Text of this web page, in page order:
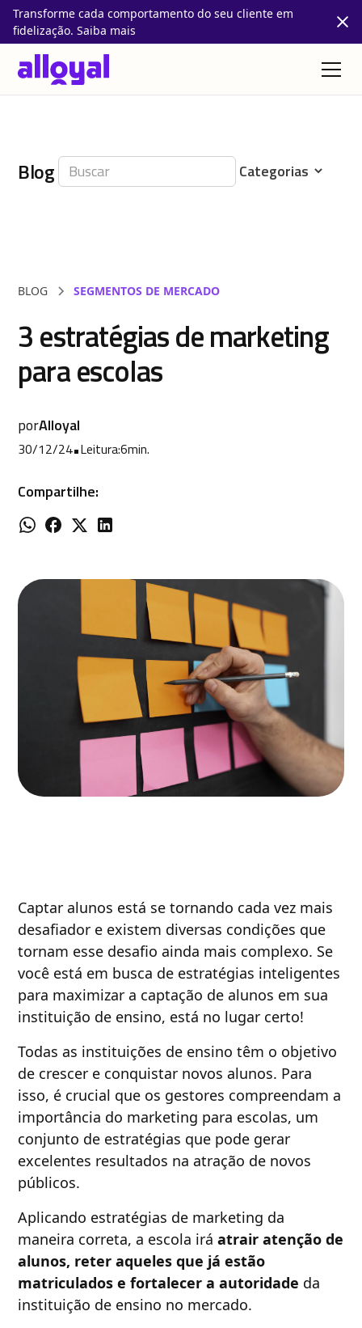
Transforme cada comportamento do seu cliente em
fidelização. Saiba mais
Blog
BLOG SEGMENTOS DE MERCADO
3 estratégias de marketing
para escolas
porAlloyal
30/12/24•Leitura:6min.
Compartilhe:
Captar alunos está se tornando cada vez mais
desafiador e existem diversas condições que
tornam esse desafio ainda mais complexo. Se
você está em busca de estratégias inteligentes
para maximizar a captação de alunos em sua
instituição de ensino, está no lugar certo!
Todas as instituições de ensino têm o objetivo
de crescer e conquistar novos alunos. Para
isso, é crucial que os gestores compreendam a
importância do marketing para escolas, um
conjunto de estratégias que pode gerar
excelentes resultados na atração de novos
públicos.
Aplicando estratégias de marketing da
maneira correta, a escola iráatrair atenção de
alunos, reter aqueles que já estão
matriculados e fortalecer a autoridade da
instituição de ensino no mercado.